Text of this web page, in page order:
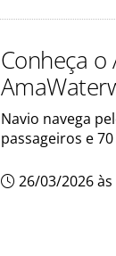
Conheça
Navio navega
passageiros e
26/03/2026 às